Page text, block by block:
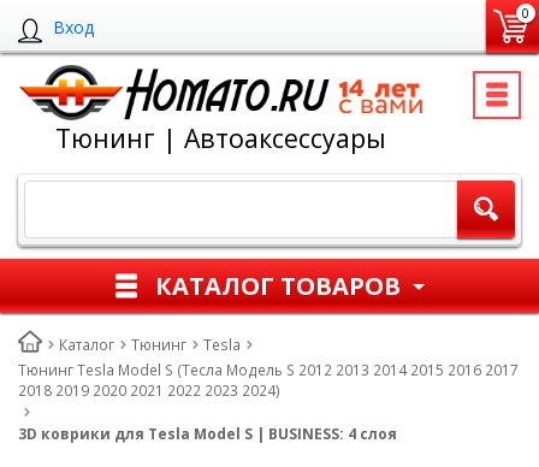
Вход
0
Тюнинг | Автоаксессуары
КАТАЛОГ ТОВАРОВ
Каталог Тюнинг
Tesla
Тюнинг Tesla Model S (Тесла Модель S 2012 2013 2014 2015 2016 2017
2018 2019 2020 2021 2022 2023 2024)
3D коврики для Tesla Model S | BUSINESS: 4 слоя